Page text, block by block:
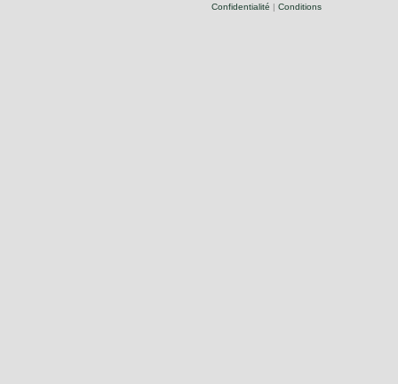
Confidentialité | Conditions